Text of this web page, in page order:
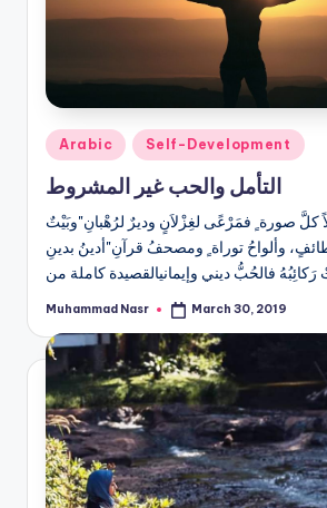
Posted
in
Arabic Self-Development
التأمل والحب غير المشروط
كلَّ صورة ٍ فمَرْعًى لغِزْلاَنٍ وديرٌ لرُهْبانِ"وبَيْتٌ
وألواحُ توراة ٍ ومصحفُ قرآنِ"أدينُ بدينِ
Posted
Muhammad Nasr March 30, 2019